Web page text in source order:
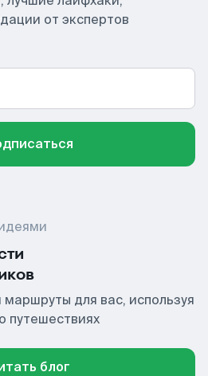
от экспертов
для вас, используя
путешествиях
блог